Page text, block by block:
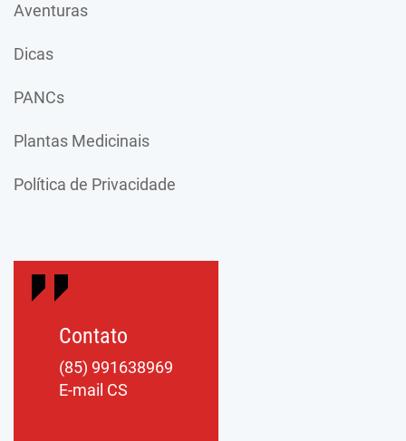
Aventuras
Dicas
PANCs
Plantas Medicinais
Política de Privacidade
Contato
(85) 991638969
E-mail CS